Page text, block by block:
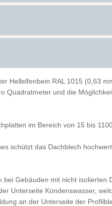
Hellelfenbein RAL 1015 (0,63
und die
im Bereich von 15 bis
schützt das Dachblech
Gebäuden mit nicht isolierten
Unterseite Kondenswasser,
an der Unterseite der